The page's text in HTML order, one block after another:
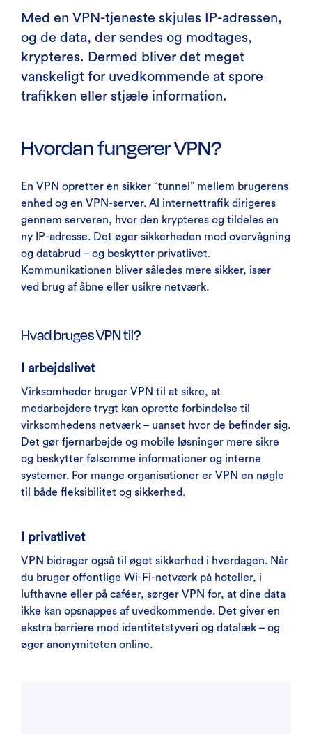
Med en VPN-tjeneste skjules IP-adressen,
og de data, der sendes og modtages,
krypteres. Dermed bliver det meget
vanskeligt for uvedkommende at spore
trafikken eller stjæle information.
Hvordan fungerer VPN?
En VPN opretter en sikker “tunnel” mellem brugerens
enhed og en VPN-server. Al internettrafik dirigeres
gennem serveren, hvor den krypteres og tildeles en
ny IP-adresse. Det øger sikkerheden mod overvågning
og databrud – og beskytter privatlivet.
Kommunikationen bliver således mere sikker, især
ved brug af åbne eller usikre netværk.
Hvad bruges VPN til?
I arbejdslivet
Virksomheder bruger VPN til at sikre, at
medarbejdere trygt kan oprette forbindelse til
virksomhedens netværk – uanset hvor de befinder sig.
Det gør fjernarbejde og mobile løsninger mere sikre
og beskytter følsomme informationer og interne
systemer. For mange organisationer er VPN en nøgle
til både fleksibilitet og sikkerhed.
I privatlivet
VPN bidrager også til øget sikkerhed i hverdagen. Når
du bruger offentlige Wi-Fi-netværk på hoteller, i
lufthavne eller på caféer, sørger VPN for, at dine data
ikke kan opsnappes af uvedkommende. Det giver en
ekstra barriere mod identitetstyveri og datalæk – og
øger anonymiteten online.